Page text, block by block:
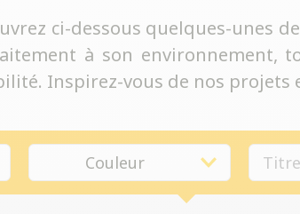
ci-dessous quelques-unes
à son environnement,
Inspirez-vous de nos
Couleur